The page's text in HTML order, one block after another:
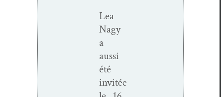
Lea
Nagy
a
aus­si
été
invitée